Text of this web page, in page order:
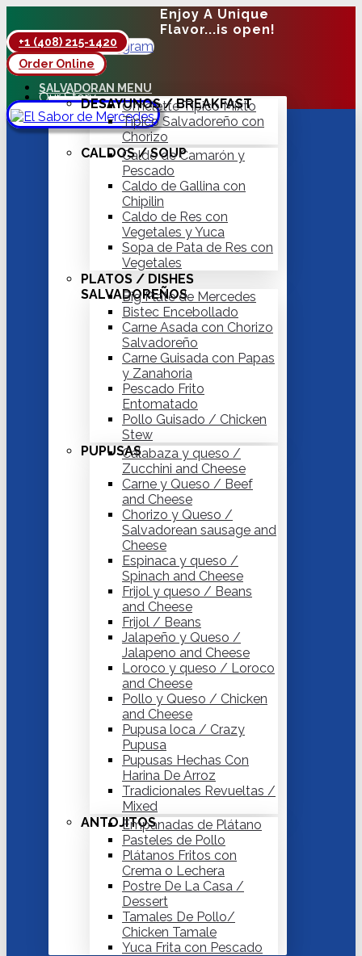
Enjoy A Unique
Flavor...is open!
Facebook
Instagram
Hot Delivery
Our Story
Contact
+1 (408) 215-1420
Order Online
SALVADORAN MENU
DESAYUNOS / BREAKFAST
Omelette Típico Mixto
Típico Salvadoreño con
Chorizo
CALDOS / SOUP
Caldo de Camarón y
Pescado
Caldo de Gallina con
Chipilin
Caldo de Res con
Vegetales y Yuca
Sopa de Pata de Res con
Vegetales
PLATOS / DISHES
SALVADOREÑOS
Big Plate de Mercedes
Bistec Encebollado
Carne Asada con Chorizo
Salvadoreño
Carne Guisada con Papas
y Zanahoria
Pescado Frito
Entomatado
Pollo Guisado / Chicken
Stew
PUPUSASCalabaza y queso /
Zucchini and Cheese
Carne y Queso / Beef
and Cheese
Chorizo y Queso /
Salvadorean sausage and
Cheese
Espinaca y queso /
Spinach and Cheese
Frijol y queso / Beans
and Cheese
Frijol / Beans
Jalapeño y Queso /
Jalapeno and Cheese
Loroco y queso / Loroco
and Cheese
Pollo y Queso / Chicken
and Cheese
Pupusa loca / Crazy
Pupusa
Pupusas Hechas Con
Harina De Arroz
Tradicionales Revueltas /
Mixed
ANTOJITOSEmpanadas de Plátano
Pasteles de Pollo
Plátanos Fritos con
Crema o Lechera
Postre De La Casa /
Dessert
Tamales De Pollo/
Chicken Tamale
Yuca Frita con Pescado